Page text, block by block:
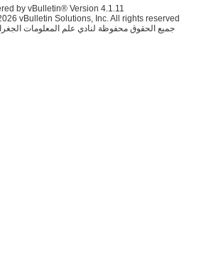
by vBulletin® Version 4.1.11
vBulletin Solutions, Inc. All rights reserved
جميع الحقوق محفوظة لنادي علم المعلومات الجغرافية 1426 -